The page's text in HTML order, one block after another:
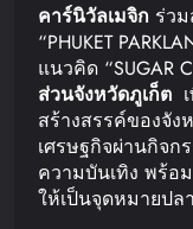
คาร์นิวัลเมจิก ร่ว
“PHUKET
แนวคิด “SUGAR
ส่วนจังหวัดภูเก็ต
สร้างสรรค์ของจัง
เศรษฐกิจผ่านกิจก
ความบันเทิง พร้อ
ให้เป็นจุดหมายป